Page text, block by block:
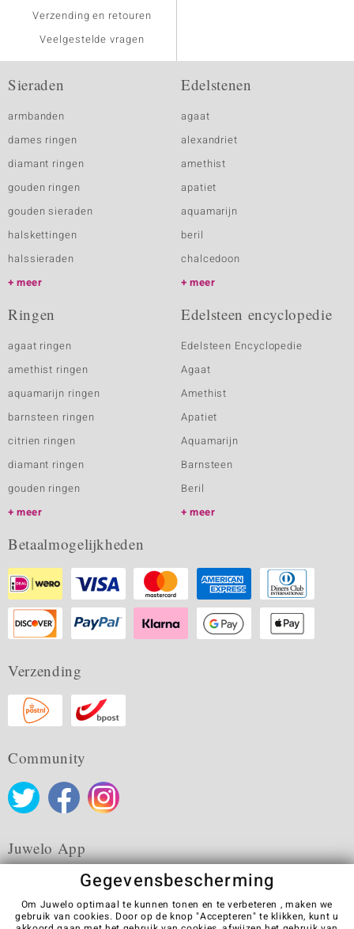
Verzending en retouren
Veelgestelde vragen
Sieraden
armbanden
dames ringen
diamant ringen
gouden ringen
gouden sieraden
halskettingen
halssieraden
meer
Edelstenen
agaat
alexandriet
amethist
apatiet
aquamarijn
beril
chalcedoon
meer
Ringen
agaat ringen
amethist ringen
aquamarijn ringen
barnsteen ringen
citrien ringen
diamant ringen
gouden ringen
meer
Edelsteen encyclopedie
Edelsteen Encyclopedie
Agaat
Amethist
Apatiet
Aquamarijn
Barnsteen
Beril
meer
Betaalmogelijkheden
Verzending
Community
Juwelo App
Gegevensbescherming
Om Juwelo optimaal te kunnen tonen en te verbeteren , maken we
gebruik van cookies. Door op de knop "Accepteren" te klikken, kunt u